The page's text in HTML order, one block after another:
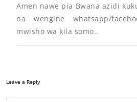
Amen nawe pia Bwana azidi
na wengine whatsapp/
mwisho wa kila somo..
Leave a Reply